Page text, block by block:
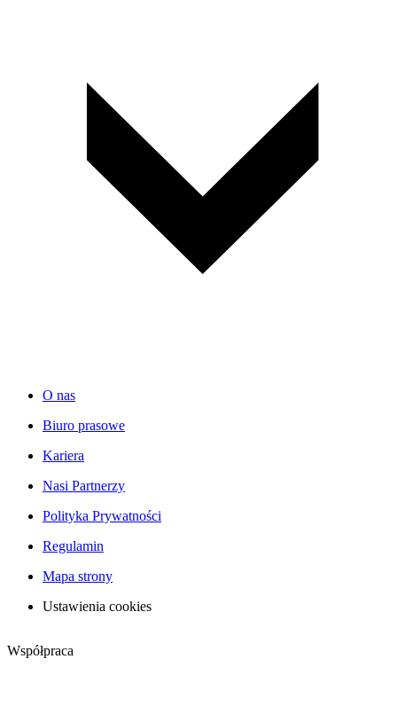
O nas
Biuro prasowe
Kariera
Nasi Partnerzy
Polityka Prywatności
Regulamin
Mapa strony
Ustawienia cookies
Współpraca